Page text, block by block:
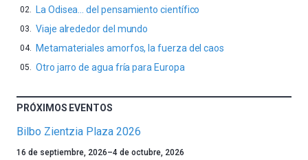
La Odisea… del pensamiento científico
Viaje alrededor del mundo
Metamateriales amorfos, la fuerza del caos
Otro jarro de agua fría para Europa
PRÓXIMOS EVENTOS
Bilbo Zientzia Plaza 2026
Un
16 de septiembre, 2026–4 de octubre, 2026